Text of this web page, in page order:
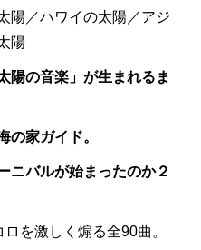
陽／ハワイの太陽／アジ
陽
陽の音楽」が生まれるま
の家ガイド。
ニバルが始まったのか２
を激しく煽る全90曲。